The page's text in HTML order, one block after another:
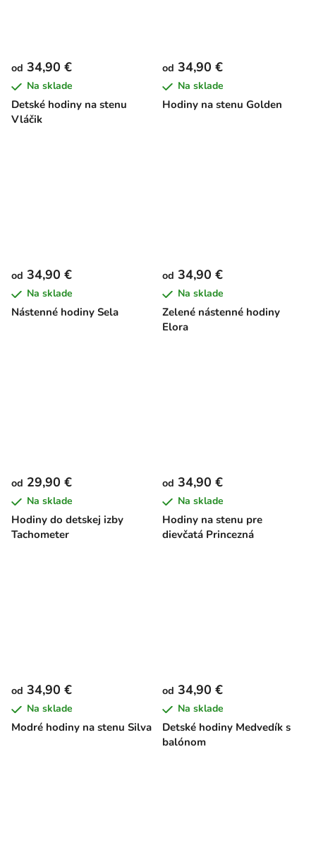
Detské hodiny na stenu
Vláčik
od 34,90 €
Na sklade
Hodiny na stenu Golden
od 34,90 €
Na sklade
Nástenné hodiny Sela
od 34,90 €
Na sklade
Zelené nástenné hodiny
Elora
od 34,90 €
Na sklade
Hodiny do detskej izby
Tachometer
od 29,90 €
Na sklade
Hodiny na stenu pre
dievčatá Princezná
od 34,90 €
Na sklade
Modré hodiny na stenu Silva
od 34,90 €
Na sklade
Detské hodiny Medvedík s
balónom
od 34,90 €
Na sklade